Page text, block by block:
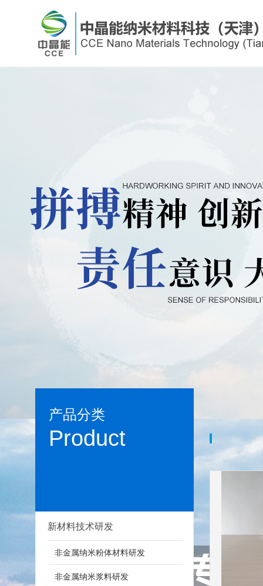
产品分类
Product
新材料技术研发
非金属纳米粉体材料研发
非金属纳米浆料研发